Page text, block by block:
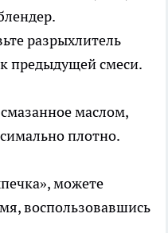
разрыхлитель
предыдущей смеси.
маслом,
плотно.
можете
воспользовавшись